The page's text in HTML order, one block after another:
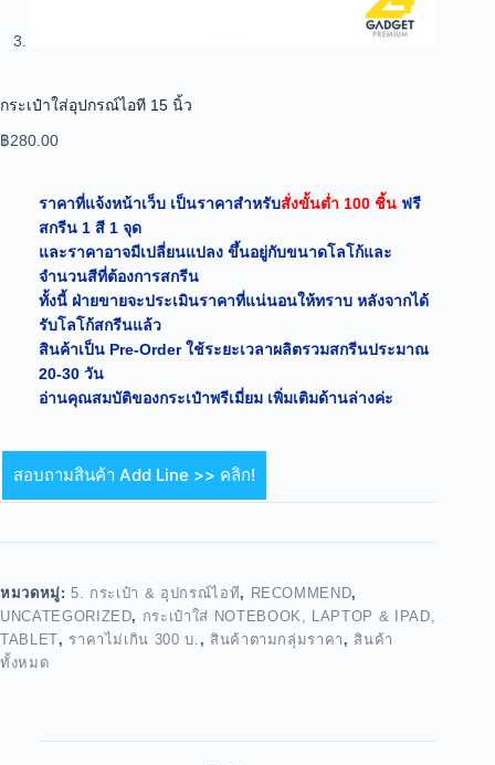
กระเป๋าใส่อุปกรณ์ไอที 15 นิ้ว
฿280.00
ราคาที่แจ้งหน้าเว็บ เป็นราคาสำหรับสั่งขั้นต่ำ 100 ชิ้น ฟรี
สกรีน 1 สี 1 จุด
และราคาอาจมีเปลี่ยนแปลง ขึ้นอยู่กับขนาดโลโก้และ
จำนวนสีที่ต้องการสกรีน
ทั้งนี้ ฝ่ายขายจะประเมินราคาที่แน่นอนให้ทราบ หลังจากได้
รับโลโก้สกรีนแล้ว
สินค้าเป็น Pre-Order ใช้ระยะเวลาผลิตรวมสกรีนประมาณ
20-30 วัน
อ่านคุณสมบัติของกระเป๋าพรีเมี่ยม เพิ่มเติมด้านล่างค่ะ
สอบถามสินค้า Add Line >> คลิก!
หมวดหมู่:5. กระเป๋า & อุปกรณ์ไอที, RECOMMEND,
UNCATEGORIZED, กระเป๋าใส่ NOTEBOOK, LAPTOP & IPAD,
TABLET, ราคาไม่เกิน 300 บ. , สินค้าตามกลุ่มราคา , สินค้า
ทั้งหมด